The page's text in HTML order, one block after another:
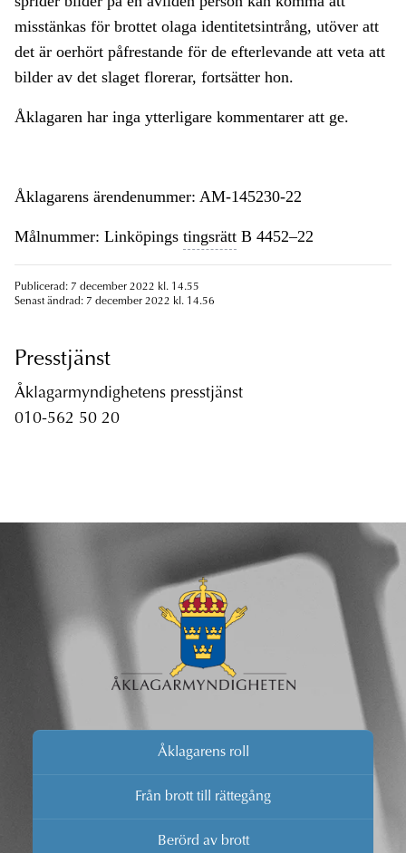
misstänkas för brottet olaga identitetsintrång, utöver att
det är oerhört påfrestande för de efterlevande att veta att
bilder av det slaget florerar, fortsätter hon.
Åklagaren har inga ytterligare kommentarer att ge.
Åklagarens ärendenummer: AM-145230-22
Målnummer: Linköpings tingsrätt B 4452–22
Publicerad: 7 december 2022 kl. 14.55
Senast ändrad: 7 december 2022 kl. 14.56
Presstjänst
Åklagarmyndighetens presstjänst
010-562 50 20
Åklagarens roll
Från brott till rättegång
Berörd av brott